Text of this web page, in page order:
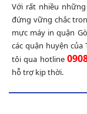
Với rất nhiều
đứng vững chắc
mực máy in quận
các quận huyện
tôi qua hotline
hỗ trợ kịp thời.